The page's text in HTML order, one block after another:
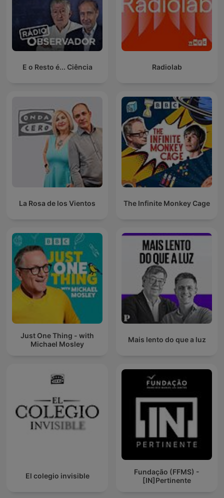
E o Resto é... Ciência Radiolab
La Rosa de los Vientos The Infinite Monkey Cage
Just One Thing - with
Michael Mosley
Mais lento do que a luz
El colegio invisible
Fundação (FFMS) -
[IN]Pertinente